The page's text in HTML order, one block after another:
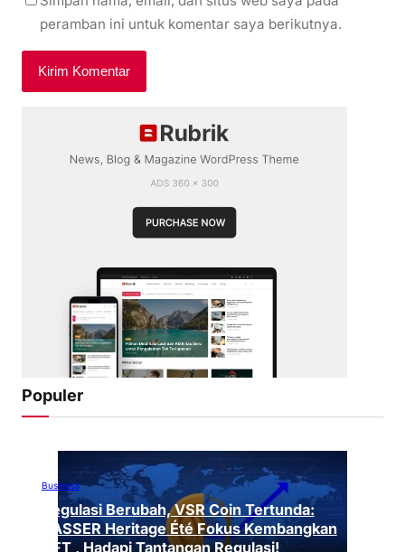
peramban ini untuk komentar saya berikutnya.
Populer
Business
Regulasi Berubah, VSR Coin Tertunda:
VASSER Heritage Été Fokus Kembangkan
NFT , Hadapi Tantangan Regulasi!